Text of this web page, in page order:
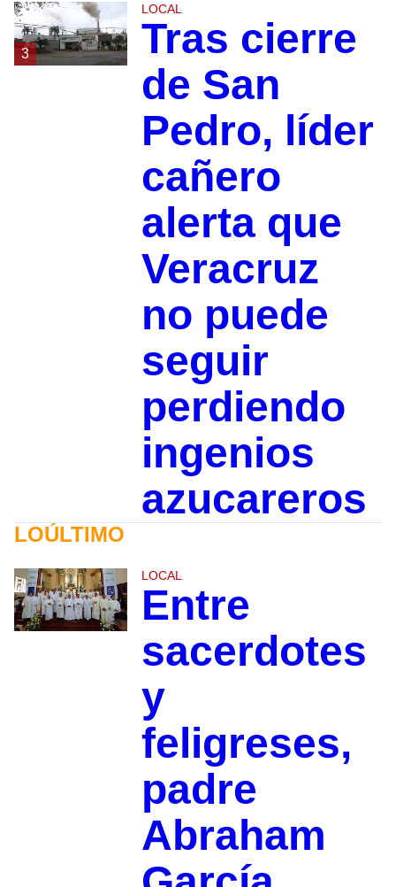
3
LOCAL
Tras cierre
de San
Pedro, líder
cañero
alerta que
Veracruz
no puede
seguir
perdiendo
ingenios
azucareros
LOÚLTIMO
LOCAL
Entre
sacerdotes
y
feligreses,
padre
Abraham